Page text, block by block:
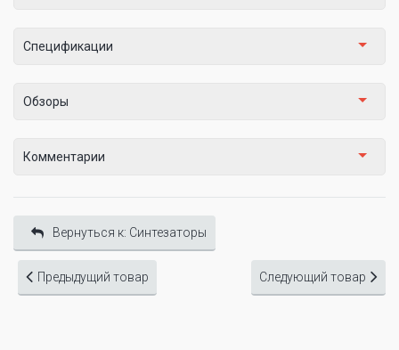
Спецификации
Обзоры
Комментарии
Вернуться к: Синтезаторы
Предыдущий товар Следующий товар